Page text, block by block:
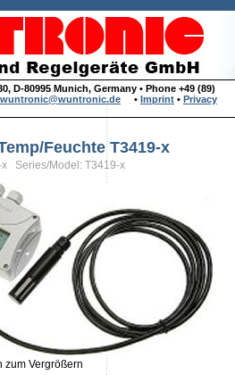
D-80995 Munich, Germany • Phone +49 (89)
wuntronic@wuntronic.de • Imprint • Privacy
Feuchte T3419-x
x Series/Model: T3419-x
zum Vergrößern